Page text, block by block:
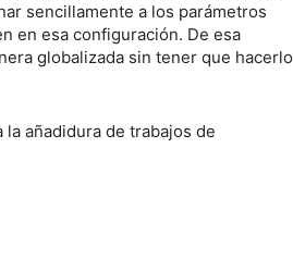
sencillamente a los parámetros
en esa configuración. De esa
globalizada sin tener que hacerlo
añadidura de trabajos de